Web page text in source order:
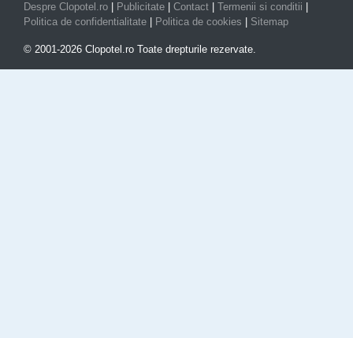
Despre Clopotel.ro Publicitate Contact Termenii si conditii
Politica de confidentialitate
Politica de cookies Sitemap
© 2001-2026 Clopotel.ro Toate drepturile rezervate.